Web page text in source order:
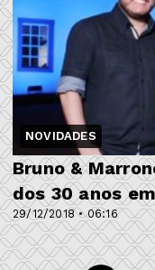
NOVIDADES
29/12/2018 • 06:16
Bruno &
dos 30 anos